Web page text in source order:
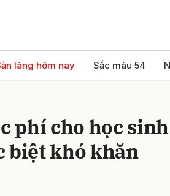
làng hôm nay Sắc màu 54
phí cho học sinh
biệt khó khăn
luận